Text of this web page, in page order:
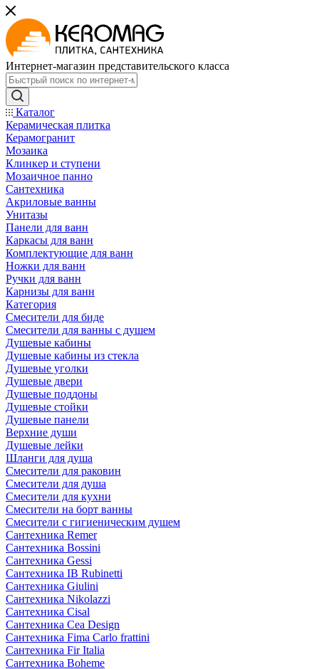
Интернет-магазин представительского класса
Каталог
Керамическая плитка
Керамогранит
Мозаика
Клинкер и ступени
Мозаичное панно
Сантехника
Акриловые ванны
Унитазы
Панели для ванн
Каркасы для ванн
Комплектующие для ванн
Ножки для ванн
Ручки для ванн
Карнизы для ванн
Категория
Смесители для биде
Смесители для ванны с душем
Душевые кабины
Душевые кабины из стекла
Душевые уголки
Душевые двери
Душевые поддоны
Душевые стойки
Душевые панели
Верхние души
Душевые лейки
Шланги для душа
Смесители для раковин
Смесители для душа
Смесители для кухни
Смесители на борт ванны
Смесители с гигиеническим душем
Сантехника Remer
Сантехника Bossini
Сантехника Gessi
Сантехника IB Rubinetti
Сантехника Giulini
Сантехника Nikolazzi
Сантехника Cisal
Сантехника Cea Design
Сантехника Fima Carlo frattini
Сантехника Fir Italia
Сантехника Boheme